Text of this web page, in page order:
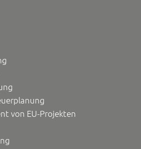
von EU-Projekten